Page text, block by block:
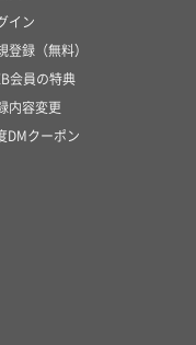
イン
登録（無料）
会員の特典
内容変更
DMクーポン